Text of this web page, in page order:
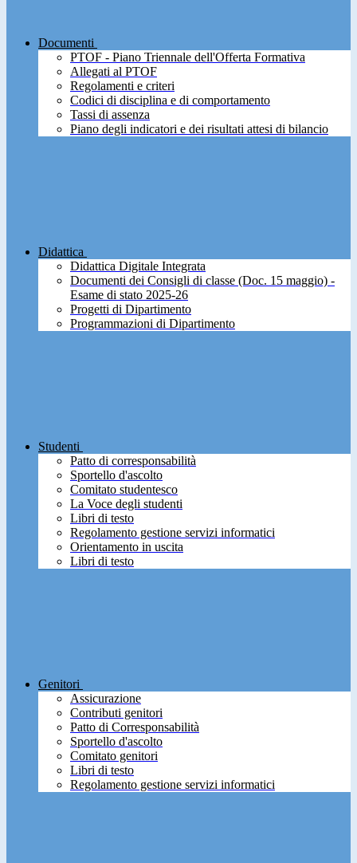
Documenti
PTOF - Piano Triennale dell'Offerta Formativa
Allegati al PTOF
Regolamenti e criteri
Codici di disciplina e di comportamento
Tassi di assenza
Piano degli indicatori e dei risultati attesi di bilancio
Didattica
Didattica Digitale Integrata
Documenti dei Consigli di classe (Doc. 15 maggio) -
Esame di stato 2025-26
Progetti di Dipartimento
Programmazioni di Dipartimento
Studenti
Patto di corresponsabilità
Sportello d'ascolto
Comitato studentesco
La Voce degli studenti
Libri di testo
Regolamento gestione servizi informatici
Orientamento in uscita
Libri di testo
Genitori
Assicurazione
Contributi genitori
Patto di Corresponsabilità
Sportello d'ascolto
Comitato genitori
Libri di testo
Regolamento gestione servizi informatici